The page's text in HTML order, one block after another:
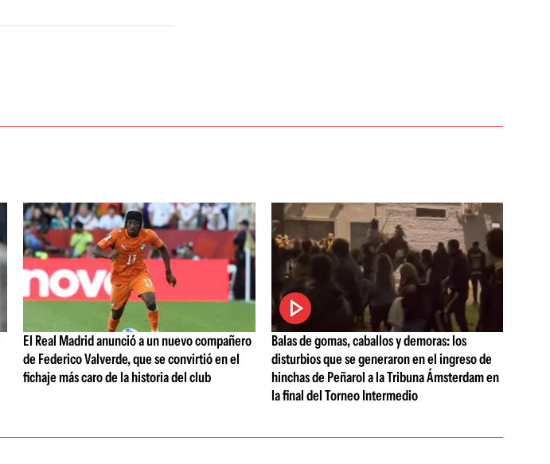
El Real Madrid anunció a un nuevo compañero
de Federico Valverde, que se convirtió en el
fichaje más caro de la historia del club
Balas de gomas, caballos y demoras: los
disturbios que se generaron en el ingreso de
hinchas de Peñarol a la Tribuna Ámsterdam en
la final del Torneo Intermedio